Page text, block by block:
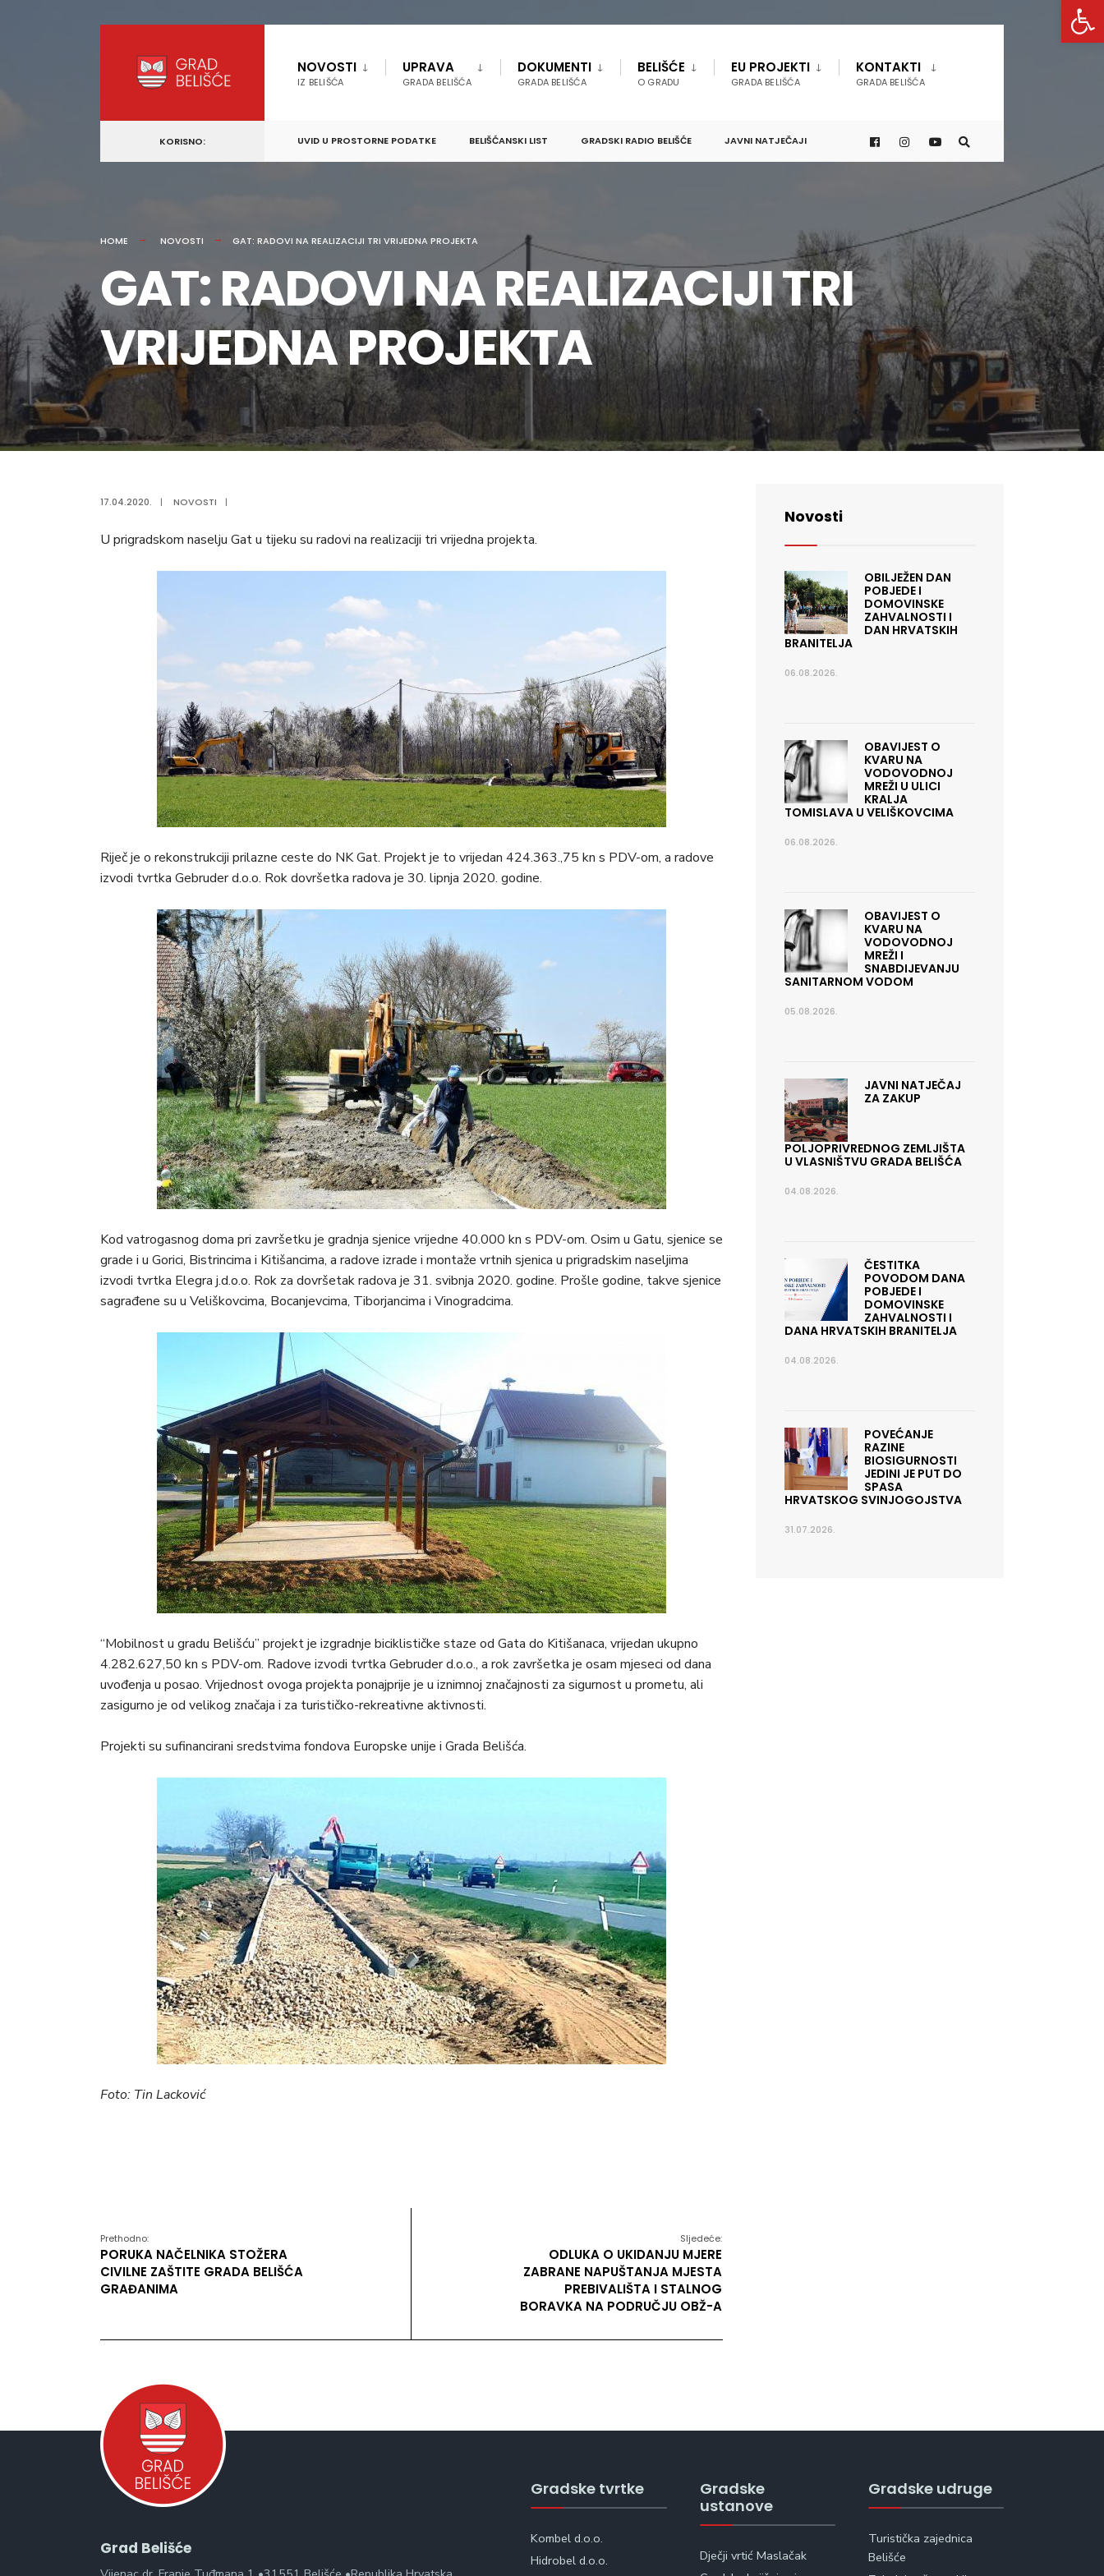
content
NOVOSTI
IZ BELIŠĆA
UPRAVA
GRADA BELIŠĆA
DOKUMENTI
GRADA BELIŠĆA
BELIŠĆE
O GRADU
EU PROJEKTI
GRADA BELIŠĆA
KONTAKTI
GRADA BELIŠĆA
KORISNO: UVID U PROSTORNE PODATKE BELIŠĆANSKI LIST GRADSKI RADIO BELIŠĆE JAVNI NATJEČAJI
HOME NOVOSTI GAT: RADOVI NA REALIZACIJI TRI VRIJEDNA PROJEKTA
GAT: RADOVI NA REALIZACIJI TRI
VRIJEDNA PROJEKTA
17.04.2020. | NOVOSTI |
U prigradskom naselju Gat u tijeku su radovi na realizaciji tri vrijedna projekta.
Riječ je o rekonstrukciji prilazne ceste do NK Gat. Projekt je to vrijedan 424.363.,75 kn s PDV-om, a radove
izvodi tvrtka Gebruder d.o.o. Rok dovršetka radova je 30. lipnja 2020. godine.
Kod vatrogasnog doma pri završetku je gradnja sjenice vrijedne 40.000 kn s PDV-om. Osim u Gatu, sjenice se
grade i u Gorici, Bistrincima i Kitišancima, a radove izrade i montaže vrtnih sjenica u prigradskim naseljima
izvodi tvrtka Elegra j.d.o.o. Rok za dovršetak radova je 31. svibnja 2020. godine. Prošle godine, takve sjenice
sagrađene su u Veliškovcima, Bocanjevcima, Tiborjancima i Vinogradcima.
“Mobilnost u gradu Belišću” projekt je izgradnje biciklističke staze od Gata do Kitišanaca, vrijedan ukupno
4.282.627,50 kn s PDV-om. Radove izvodi tvrtka Gebruder d.o.o., a rok završetka je osam mjeseci od dana
uvođenja u posao. Vrijednost ovoga projekta ponajprije je u iznimnoj značajnosti za sigurnost u prometu, ali
zasigurno je od velikog značaja i za turističko-rekreativne aktivnosti.
Projekti su sufinancirani sredstvima fondova Europske unije i Grada Belišća.
Foto: Tin Lacković
Prethodno:
PORUKA NAČELNIKA STOŽERA
CIVILNE ZAŠTITE GRADA BELIŠĆA
GRAĐANIMA
Sljedeće:
ODLUKA O UKIDANJU MJERE
ZABRANE NAPUŠTANJA MJESTA
PREBIVALIŠTA I STALNOG
BORAVKA NA PODRUČJU OBŽ-A
Novosti
OBILJEŽEN DAN
POBJEDE I
DOMOVINSKE
ZAHVALNOSTI I
DAN HRVATSKIH
BRANITELJA
06.08.2026.
OBAVIJEST O
KVARU NA
VODOVODNOJ
MREŽI U ULICI
KRALJA
TOMISLAVA U VELIŠKOVCIMA
06.08.2026.
OBAVIJEST O
KVARU NA
VODOVODNOJ
MREŽI I
SNABDIJEVANJU
SANITARNOM VODOM
05.08.2026.
JAVNI NATJEČAJ
ZA ZAKUP
POLJOPRIVREDNOG ZEMLJIŠTA
U VLASNIŠTVU GRADA BELIŠĆA
04.08.2026.
ČESTITKA
POVODOM DANA
POBJEDE I
DOMOVINSKE
ZAHVALNOSTI I
DANA HRVATSKIH BRANITELJA
04.08.2026.
POVEĆANJE
RAZINE
BIOSIGURNOSTI
JEDINI JE PUT DO
SPASA
HRVATSKOG SVINJOGOJSTVA
31.07.2026.
Grad Belišće
Gradske tvrtke
Kombel d.o.o.
Hidrobel d.o.o.
Gradske
ustanove
Dječji vrtić Maslačak
Gradske udruge
Turistička zajednica
Belišće